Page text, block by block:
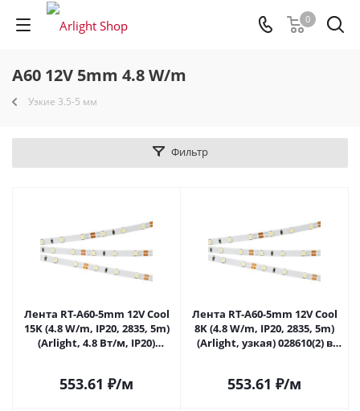
0
A60 12V 5mm 4.8 W/m
Узкие 3.5-5 мм
Фильтр
Лента RT-A60-5mm 12V Cool
15K (4.8 W/m, IP20, 2835, 5m)
(Arlight, 4.8 Вт/м, IP20)
553.61 ₽/м
Лента RT-A60-5mm 12V Cool
8K (4.8 W/m, IP20, 2835, 5m)
(Arlight, узкая) 028610(2) в
553.61 ₽/м